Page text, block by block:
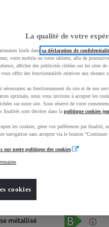
Services
Occasions
métallisé
La qualité de votre
listés dans sa déclaration de
votre mobile ou votre tablette, afin de
afficher des publicités ciblées sur les sites
offrir des fonctionnalités relatives aux réseaux
nécessaires au fonctionnement du site et de nos
optimale, nous vous invitons à accepter les
sur notre site. Sous réserve de votre
finalités sont décrites dans la politique cookies
les cookies, gérer vos préférences par
navigation sans accepter via le bouton "Continuer
sur notre politique des cookies
cookies